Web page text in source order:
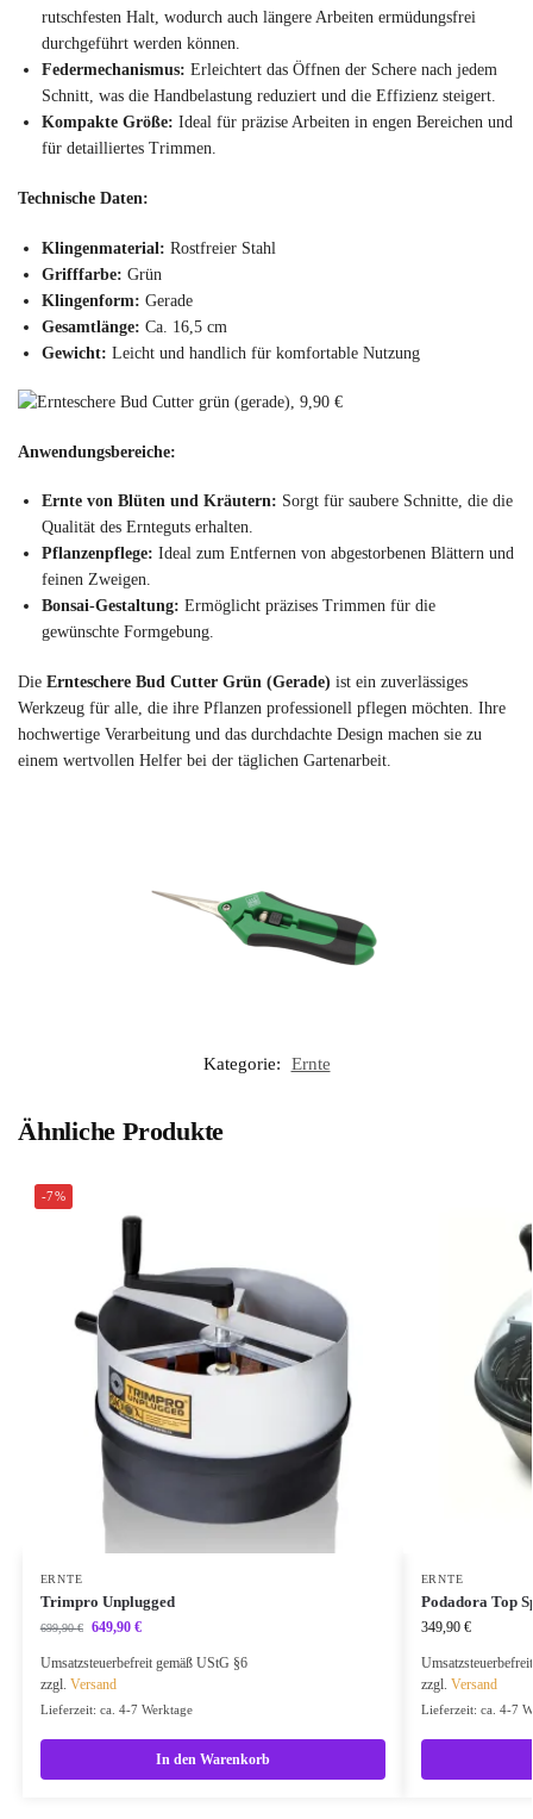
rutschfesten Halt, wodurch auch längere Arbeiten ermüdungsfrei
durchgeführt werden können.
Federmechanismus: Erleichtert das Öffnen der Schere nach jedem
Schnitt, was die Handbelastung reduziert und die Effizienz steigert.
Kompakte Größe: Ideal für präzise Arbeiten in engen Bereichen und
für detailliertes Trimmen.
Technische Daten:
Klingenmaterial: Rostfreier Stahl
Grifffarbe: Grün
Klingenform: Gerade
Gesamtlänge: Ca. 16,5 cm
Gewicht: Leicht und handlich für komfortable Nutzung
Anwendungsbereiche:
Ernte von Blüten und Kräutern: Sorgt für saubere Schnitte, die die
Qualität des Ernteguts erhalten.
Pflanzenpflege: Ideal zum Entfernen von abgestorbenen Blättern und
feinen Zweigen.
Bonsai-Gestaltung: Ermöglicht präzises Trimmen für die
gewünschte Formgebung.
Die Ernteschere Bud Cutter Grün (Gerade) ist ein zuverlässiges
Werkzeug für alle, die ihre Pflanzen professionell pflegen möchten. Ihre
hochwertige Verarbeitung und das durchdachte Design machen sie zu
einem wertvollen Helfer bei der täglichen Gartenarbeit.
Kategorie: Ernte
Ähnliche Produkte
-7%
ERNTE
Trimpro Unplugged
699,90€ 649,90 €
Umsatzsteuerbefreit gemäß UStG §6
zzgl. Versand
Lieferzeit: ca. 4-7 Werktage
In den Warenkorb
ERNTE
Podadora Top
349,90 €
zzgl. Versand
Lieferzeit: ca. 4-7